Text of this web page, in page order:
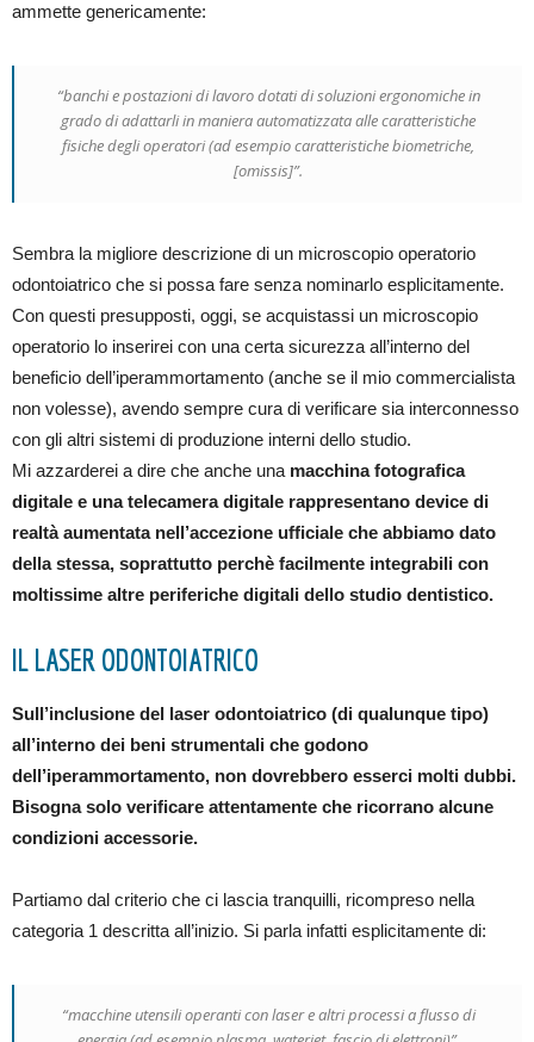
ammette genericamente:
“banchi e postazioni di lavoro dotati di soluzioni ergonomiche in
grado di adattarli in maniera automatizzata alle caratteristiche
fisiche degli operatori (ad esempio caratteristiche biometriche,
[omissis]”.
Sembra la migliore descrizione di un microscopio operatorio
odontoiatrico che si possa fare senza nominarlo esplicitamente.
Con questi presupposti, oggi, se acquistassi un microscopio
operatorio lo inserirei con una certa sicurezza all’interno del
beneficio dell’iperammortamento (anche se il mio commercialista
non volesse), avendo sempre cura di verificare sia interconnesso
con gli altri sistemi di produzione interni dello studio.
Mi azzarderei a dire che anche una macchina fotografica
digitale e una telecamera digitale rappresentano device di
realtà aumentata nell’accezione ufficiale che abbiamo dato
della stessa, soprattutto perchè facilmente integrabili con
moltissime altre periferiche digitali dello studio dentistico.
IL LASER ODONTOIATRICO
Sull’inclusione del laser odontoiatrico (di qualunque tipo)
all’interno dei beni strumentali che godono
dell’iperammortamento, non dovrebbero esserci molti dubbi.
Bisogna solo verificare attentamente che ricorrano alcune
condizioni accessorie.
Partiamo dal criterio che ci lascia tranquilli, ricompreso nella
categoria 1 descritta all’inizio. Si parla infatti esplicitamente di:
“macchine utensili operanti con laser e altri processi a flusso di